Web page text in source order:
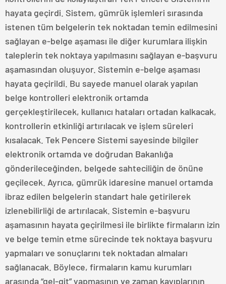
hayata geçirdi. Sistem, gümrük işlemleri sırasında
istenen tüm belgelerin tek noktadan temin edilmesini
sağlayan e-belge aşaması ile diğer kurumlara ilişkin
taleplerin tek noktaya yapılmasını sağlayan e-başvuru
aşamasından oluşuyor. Sistemin e-belge aşaması
hayata geçirildi. Bu sayede manuel olarak yapılan
belge kontrolleri elektronik ortamda
gerçekleştirilecek, kullanıcı hataları ortadan kalkacak,
kontrollerin etkinliği artırılacak ve işlem süreleri
kısalacak. Tek Pencere Sistemi sayesinde bilgiler
elektronik ortamda ve doğrudan Bakanlığa
gönderileceğinden, belgede sahteciliğin de önüne
geçilecek. Ayrıca, gümrük idaresine manuel ortamda
ibraz edilen belgelerin standart hale getirilerek
izlenebilirliği de artırılacak. Sistemin e-başvuru
aşamasının hayata geçirilmesi ile birlikte firmaların izin
ve belge temin etme sürecinde tek noktaya başvuru
yapmaları ve sonuçlarını tek noktadan almaları
sağlanacak. Böylece, firmaların kamu kurumları
arasında “gel-git” yapmasının ve zaman kayıplarının